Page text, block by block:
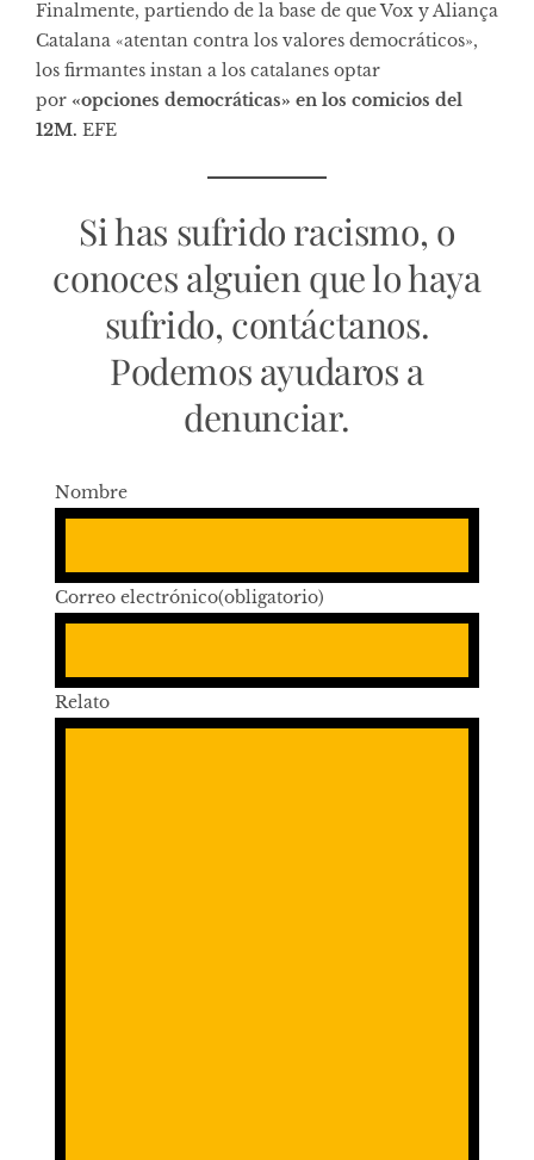
Finalmente, partiendo de la base de que Vox y Aliança
Catalana «atentan contra los valores democráticos»,
los firmantes instan a los catalanes optar
por «opciones democráticas» en los comicios del
12M. EFE
Si has sufrido racismo, o
conoces alguien que lo haya
sufrido, contáctanos.
Podemos ayudaros a
denunciar.
Nombre
Correo electrónico(obligatorio)
Relato